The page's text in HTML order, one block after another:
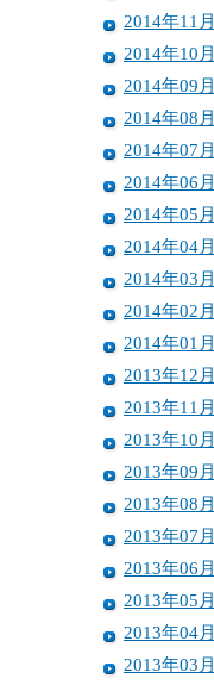
2014年11月
2014年10月
2014年09月
2014年08月
2014年07月
2014年06月
2014年05月
2014年04月
2014年03月
2014年02月
2014年01月
2013年12月
2013年11月
2013年10月
2013年09月
2013年08月
2013年07月
2013年06月
2013年05月
2013年04月
2013年03月